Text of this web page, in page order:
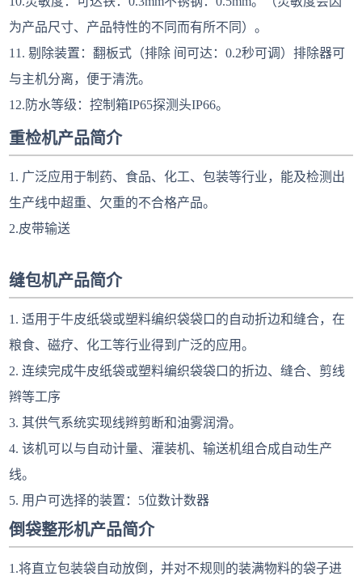
为产品尺寸、产品特性的不同而有所不同）。
11. 剔除装置：翻板式（排除 间可达：0.2秒可调）排除器可
与主机分离，便于清洗。
12.防水等级：控制箱IP65探测头IP66。
重检机产品简介
1. 广泛应用于制药、食品、化工、包装等行业，能及检测出
生产线中超重、欠重的不合格产品。
2.皮带输送
缝包机产品简介
1. 适用于牛皮纸袋或塑料编织袋袋口的自动折边和缝合，在
粮食、磁疗、化工等行业得到广泛的应用。
2. 连续完成牛皮纸袋或塑料编织袋袋口的折边、缝合、剪线
辫等工序
3. 其供气系统实现线辫剪断和油雾润滑。
4. 该机可以与自动计量、灌装机、输送机组合成自动生产
线。
5. 用户可选择的装置：5位数计数器
倒袋整形机产品简介
1.将直立包装袋自动放倒，并对不规则的装满物料的袋子进